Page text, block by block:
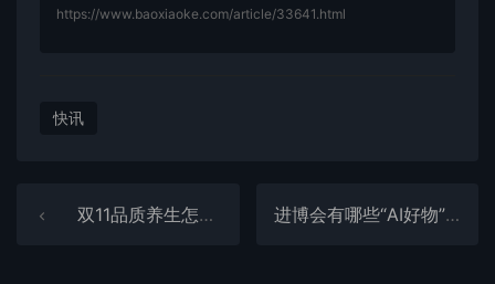
https://www.baoxiaoke.com/article/33641.html
快讯
双11品质养生怎么选 跟着榜单首选“榜一”小熊电器养生壶 进博会有哪些“AI好物” 三星展台藏着许多黑科技